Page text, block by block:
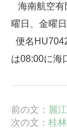
海南航空有
曜日、金曜
便名
は08:00に海
前の文： 麗
次の文： 桂